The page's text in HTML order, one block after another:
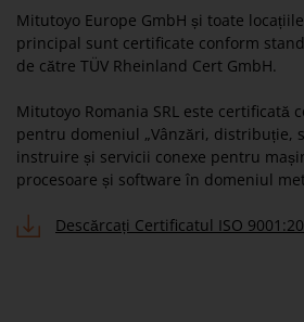
Mitutoyo Europe GmbH și toate
principal sunt certificate conform
de către TÜV Rheinland Cert GmbH.
Mitutoyo Romania SRL este certificată
pentru domeniul „Vânzări, distribuție,
instruire și servicii conexe pentru
procesoare și software în domeniul
Descărcați Certificatul ISO